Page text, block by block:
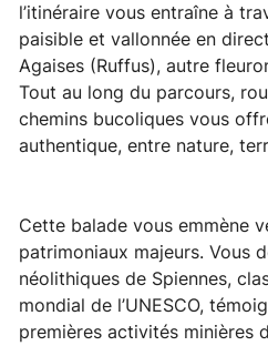
l’itinéraire vous entraîne à
paisible et vallonnée en
Agaises (Ruffus), autre
Tout au long du parcours,
chemins bucoliques vous
authentique, entre nature,
Cette balade vous emmène
patrimoniaux majeurs. Vous
néolithiques de Spiennes,
mondial de l’UNESCO,
premières activités minières